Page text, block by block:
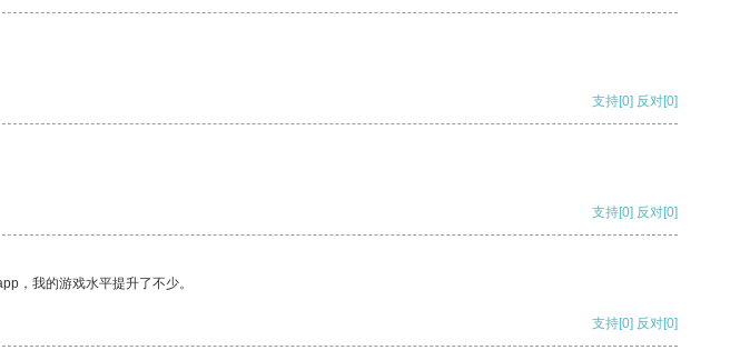
支持[0] 反对[0]
支持[0] 反对[0]
，我的游戏水平提升了不少。
支持[0] 反对[0]